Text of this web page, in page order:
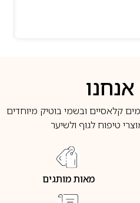
קלאסיים ובשמי בוטיק מיוחדים
טיפוח לגוף ולשיער
מאות מותגים